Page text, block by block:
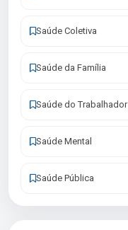
Saúde Coletiva
Saúde da Família
Saúde do Trabalhador
Saúde Mental
Saúde Pública